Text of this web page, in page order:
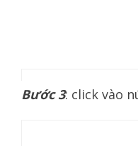
Bước 3: click vào